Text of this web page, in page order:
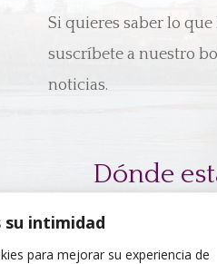
su intimidad
para mejorar su experiencia de
Si quieres saber lo que
suscríbete a nuestro
noticias.
Dónde
S/N. Edificio